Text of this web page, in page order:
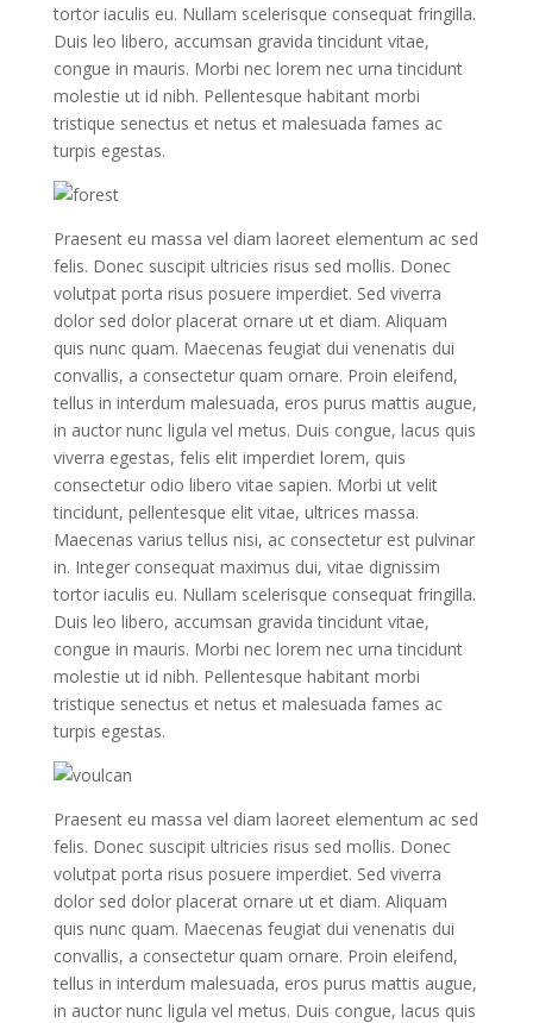
tortor iaculis eu. Nullam scelerisque consequat fringilla.
Duis leo libero, accumsan gravida tincidunt vitae,
congue in mauris. Morbi nec lorem nec urna tincidunt
molestie ut id nibh. Pellentesque habitant morbi
tristique senectus et netus et malesuada fames ac
turpis egestas.
Praesent eu massa vel diam laoreet elementum ac sed
felis. Donec suscipit ultricies risus sed mollis. Donec
volutpat porta risus posuere imperdiet. Sed viverra
dolor sed dolor placerat ornare ut et diam. Aliquam
quis nunc quam. Maecenas feugiat dui venenatis dui
convallis, a consectetur quam ornare. Proin eleifend,
tellus in interdum malesuada, eros purus mattis augue,
in auctor nunc ligula vel metus. Duis congue, lacus quis
viverra egestas, felis elit imperdiet lorem, quis
consectetur odio libero vitae sapien. Morbi ut velit
tincidunt, pellentesque elit vitae, ultrices massa.
Maecenas varius tellus nisi, ac consectetur est pulvinar
in. Integer consequat maximus dui, vitae dignissim
tortor iaculis eu. Nullam scelerisque consequat fringilla.
Duis leo libero, accumsan gravida tincidunt vitae,
congue in mauris. Morbi nec lorem nec urna tincidunt
molestie ut id nibh. Pellentesque habitant morbi
tristique senectus et netus et malesuada fames ac
turpis egestas.
Praesent eu massa vel diam laoreet elementum ac sed
felis. Donec suscipit ultricies risus sed mollis. Donec
volutpat porta risus posuere imperdiet. Sed viverra
dolor sed dolor placerat ornare ut et diam. Aliquam
quis nunc quam. Maecenas feugiat dui venenatis dui
convallis, a consectetur quam ornare. Proin eleifend,
tellus in interdum malesuada, eros purus mattis augue,
in auctor nunc ligula vel metus. Duis congue, lacus quis